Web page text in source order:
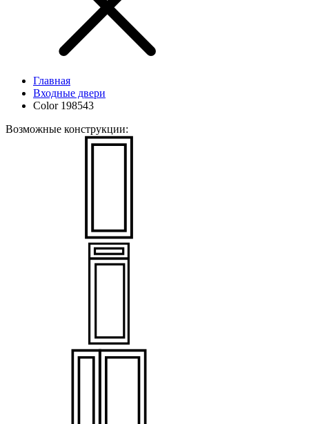
Главная
Входные двери
Color 198543
Возможные конструкции: